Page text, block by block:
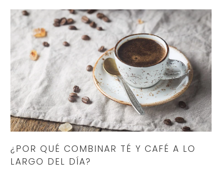
¿POR QUÉ COMBINAR TÉ Y CAFÉ A LO
LARGO DEL DÍA?